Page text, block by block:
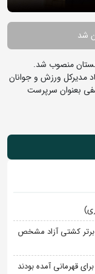
شد
منصوب شد.
مدیرکل ورزش و جوانان
بعنوان سرپرست
برتر کشتی آزاد مشخص
قهرمانی آمده بودند